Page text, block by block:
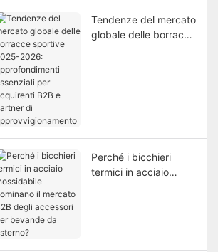
Tendenze del mercato
globale delle borracce
Perché i bicchieri
termici in acciaio